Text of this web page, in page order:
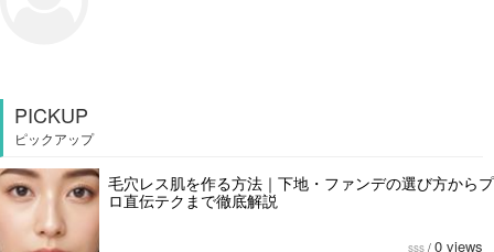
PICKUP
ピックアップ
毛穴レス肌を作る方法｜下地・ファンデの選び方からプ
ロ直伝テクまで徹底解説
sss / 0 views